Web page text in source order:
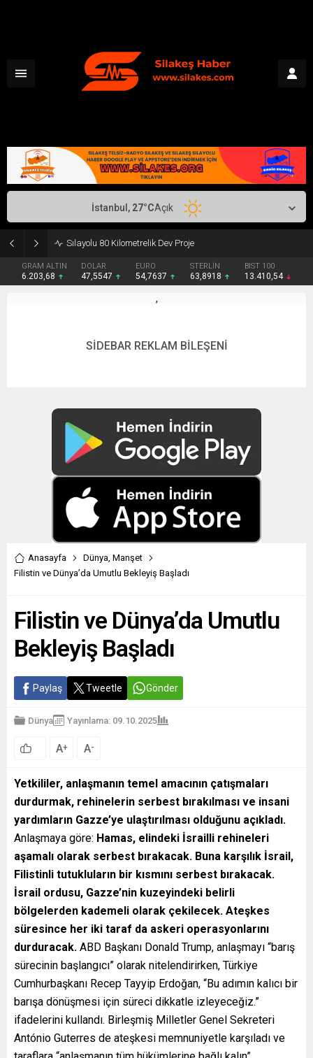
Kapıkule’de Bekleyen Transportçular Yetkililere Seslendi
GRAM ALTIN
6.203,68
DOLAR
47,5547
EURO
54,7637
STERLİN
63,8918
BIST 100
13.410,54
İstanbul, 27°CAçık
,
SİDEBAR REKLAM BİLEŞENİ
Anasayfa Dünya, Manşet
Filistin ve Dünya’da Umutlu Bekleyiş Başladı
Filistin ve Dünya’da Umutlu
Bekleyiş Başladı
Paylaş Tweetle Gönder
Dünya Yayınlama: 09.10.2025
A+ A-
Yetkililer, anlaşmanın temel amacının çatışmaları
durdurmak, rehinelerin serbest bırakılması ve insani
yardımların Gazze’ye ulaştırılması olduğunu açıkladı.
Anlaşmaya göre: Hamas, elindeki İsrailli rehineleri
aşamalı olarak serbest bırakacak. Buna karşılık İsrail,
Filistinli tutukluların bir kısmını serbest bırakacak.
İsrail ordusu, Gazze’nin kuzeyindeki belirli
bölgelerden kademeli olarak çekilecek. Ateşkes
süresince her iki taraf da askeri operasyonlarını
durduracak. ABD Başkanı Donald Trump, anlaşmayı “barış
sürecinin başlangıcı” olarak nitelendirirken, Türkiye
Cumhurbaşkanı Recep Tayyip Erdoğan, “Bu adımın kalıcı bir
barışa dönüşmesi için süreci dikkatle izleyeceğiz.”
ifadelerini kullandı. Birleşmiş Milletler Genel Sekreteri
António Guterres de ateşkesi memnuniyetle karşıladı ve